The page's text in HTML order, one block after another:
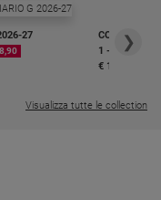
27
COLLANA
1 - 2
€ 18,50
❯
Visualizza tutte le collection